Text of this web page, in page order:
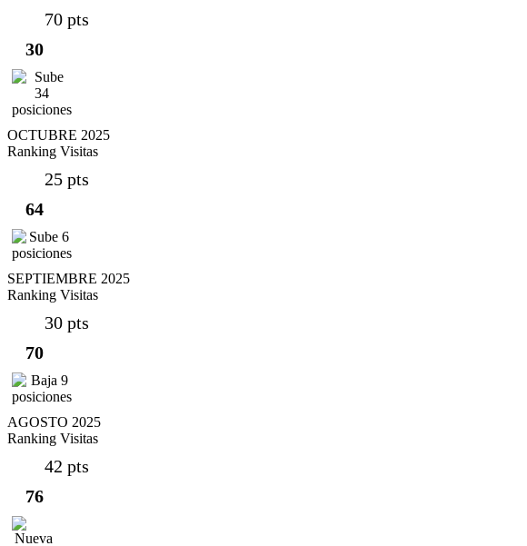
70 pts
30
OCTUBRE 2025
Ranking Visitas
25 pts
64
SEPTIEMBRE 2025
Ranking Visitas
30 pts
70
AGOSTO 2025
Ranking Visitas
42 pts
76